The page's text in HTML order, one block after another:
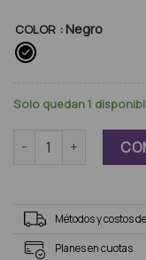
COLOR : Negro
Solo quedan 1
Luz Led Para Monitor
Métodos y costos
Planes en cuotas